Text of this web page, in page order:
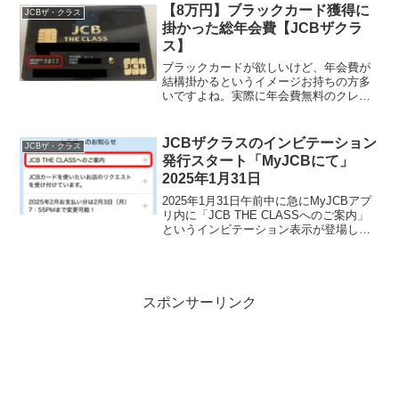
さんこんにちは今更ながらザ・クラスの
メタルカード発行す...
JCBザ・クラス
【8万円】ブラックカード獲得に
掛かった総年会費【JCBザクラ
ス】
ブラックカードが欲しいけど、年会費が
結構掛かるというイメージお持ちの方多
いですよね。実際に年会費無料のクレジ
て奥さんに言われたりすることないです
かwでも欲しい、モチはで...
JCBザ・クラス
JCBザクラスのインビテーション
発行スタート「MyJCBにて」
2025年1月31日
2025年1月31日午前中に急にMyJCBアプ
リ内に「JCB THE CLASSへのご案内」
というインビテーション表示が登場した
スポンサーリンク